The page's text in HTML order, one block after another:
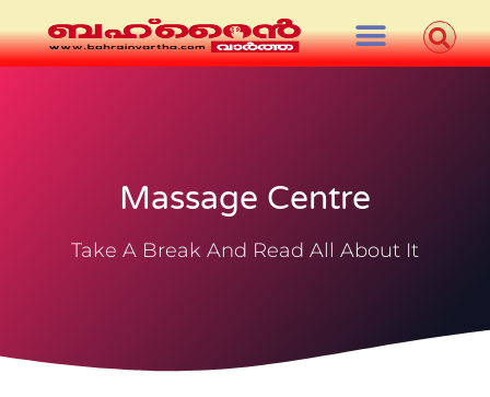
Massage Centre
Take A Break And Read All About It